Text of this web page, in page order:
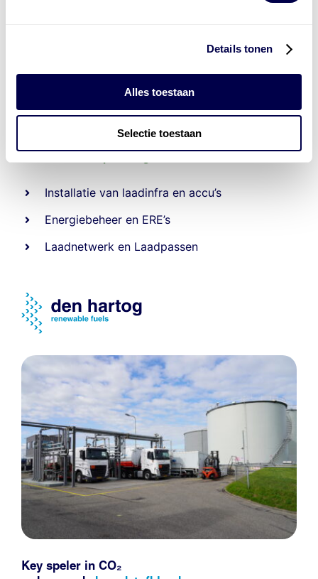
Details tonen
Alles toestaan
Selectie toestaan
Installatie van laadinfra en accu’s
Energiebeheer en ERE’s
Laadnetwerk en Laadpassen
Key speler in CO₂